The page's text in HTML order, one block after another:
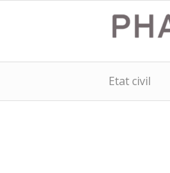
Etat civil